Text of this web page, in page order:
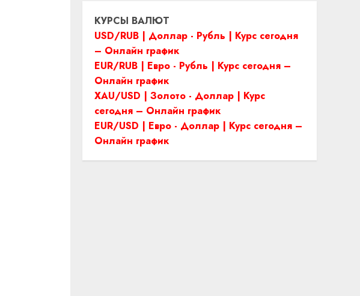
КУРСЫ ВАЛЮТ
USD/RUB | Доллар - Рубль | Курс сегодня
– Онлайн график
EUR/RUB | Евро - Рубль | Курс сегодня –
Онлайн график
XAU/USD | Золото - Доллар | Курс
сегодня – Онлайн график
EUR/USD | Евро - Доллар | Курс сегодня –
Онлайн график